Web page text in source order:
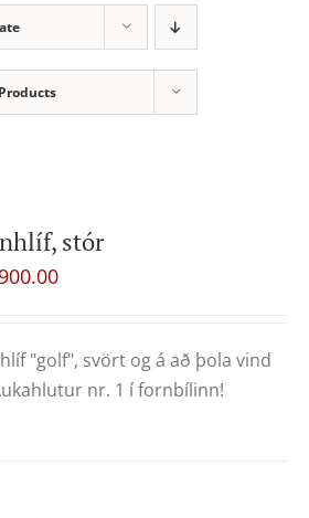
stór
"golf", svört og á að þola vind
nr. 1 í fornbílinn!